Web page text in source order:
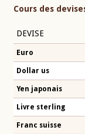
Cours des
DEVISE
Euro
Dollar us
Yen japonais
Livre sterling
Franc suisse